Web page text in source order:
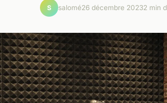
S salomé26 décembre 20232 min